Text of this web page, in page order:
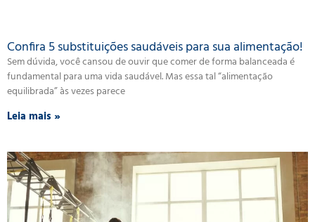
Confira 5 substituições saudáveis para sua alimentação!
Sem dúvida, você cansou de ouvir que comer de forma balanceada é
fundamental para uma vida saudável. Mas essa tal “alimentação
equilibrada” às vezes parece
Leia mais »